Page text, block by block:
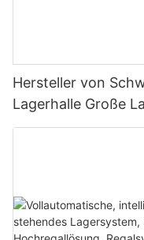
Hersteller von
Lagerhalle Große
Lagerregale mit